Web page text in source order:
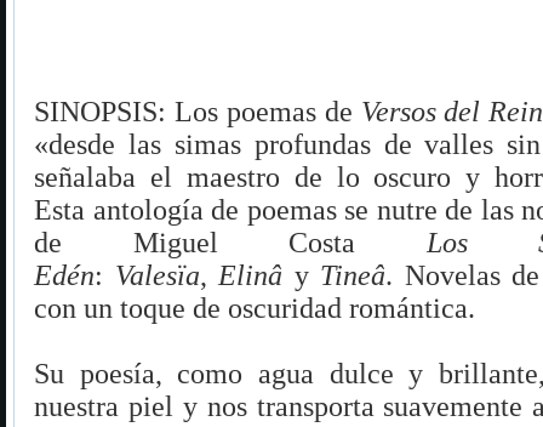
SINOPSIS: Los poemas de Versos del
«desde las simas profundas de valles
señalaba el maestro de lo oscuro y
Esta antología de poemas se nutre de las
de Miguel Costa Los
Edén: Valesïa, Elinâ y Tineâ. Novelas
con un toque de oscuridad romántica.
Su poesía, como agua dulce y
nuestra piel y nos transporta suavemente